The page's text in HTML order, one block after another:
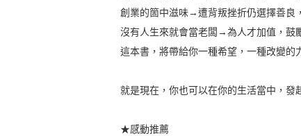
創業的箇中滋味→遭背叛挫折仍選擇善良
沒有人生來就會當老闆→為人才加值，鼓
這本書，將帶給你一種希望，一種改變的
就是現在，你也可以在你的生活當中，發
★感動推薦